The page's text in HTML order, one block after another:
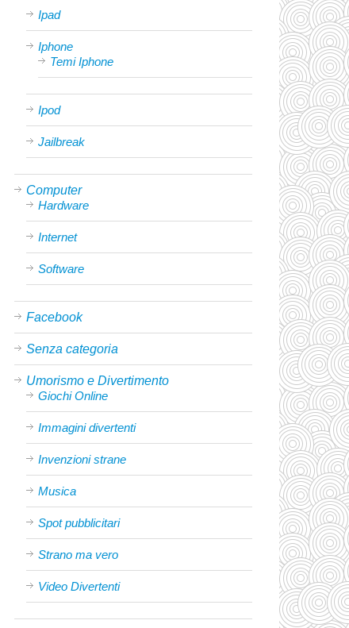
Ipad
Iphone
Temi Iphone
Ipod
Jailbreak
Computer
Hardware
Internet
Software
Facebook
Senza categoria
Umorismo e Divertimento
Giochi Online
Immagini divertenti
Invenzioni strane
Musica
Spot pubblicitari
Strano ma vero
Video Divertenti